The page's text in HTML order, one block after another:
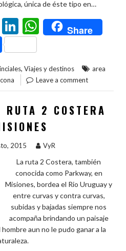
única de éste tipo en…
T
u
m
bl
r
Li
n
ke
dI
n
W
s
A
p
p
Share
C
o
m
p
ar
ti
r
, Viajes y destinos
area
Leave a comment
RUTA 2 COSTERA
2015 VyR
La ruta 2 Costera, también
conocida como Parkway, en
Misiones, bordea el Rio Uruguay y
entre curvas y contra curvas,
subidas y bajadas siempre nos
acompaña brindando un paisaje
aun no le pudo ganar a la